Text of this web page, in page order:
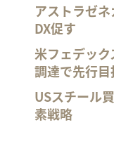
アストラゼ
DX促す
米フェデッ
調達で先行目
USスチール
素戦略